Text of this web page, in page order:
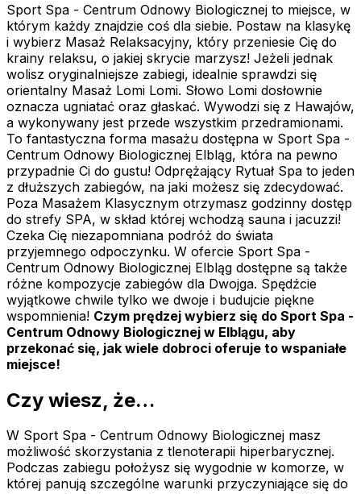
Sport Spa - Centrum Odnowy Biologicznej to miejsce, w
którym każdy znajdzie coś dla siebie. Postaw na klasykę
i wybierz Masaż Relaksacyjny, który przeniesie Cię do
krainy relaksu, o jakiej skrycie marzysz! Jeżeli jednak
wolisz oryginalniejsze zabiegi, idealnie sprawdzi się
orientalny Masaż Lomi Lomi. Słowo Lomi dosłownie
oznacza ugniatać oraz głaskać. Wywodzi się z Hawajów,
a wykonywany jest przede wszystkim przedramionami.
To fantastyczna forma masażu dostępna w Sport Spa -
Centrum Odnowy Biologicznej Elbląg, która na pewno
przypadnie Ci do gustu! Odprężający Rytuał Spa to jeden
z dłuższych zabiegów, na jaki możesz się zdecydować.
Poza Masażem Klasycznym otrzymasz godzinny dostęp
do strefy SPA, w skład której wchodzą sauna i jacuzzi!
Czeka Cię niezapomniana podróż do świata
przyjemnego odpoczynku. W ofercie Sport Spa -
Centrum Odnowy Biologicznej Elbląg dostępne są także
różne kompozycje zabiegów dla Dwojga. Spędźcie
wyjątkowe chwile tylko we dwoje i budujcie piękne
wspomnienia! Czym prędzej wybierz się do Sport Spa -
Centrum Odnowy Biologicznej w Elblągu, aby
przekonać się, jak wiele dobroci oferuje to wspaniałe
miejsce!
Czy wiesz, że…
W Sport Spa - Centrum Odnowy Biologicznej masz
możliwość skorzystania z tlenoterapii hiperbarycznej.
Podczas zabiegu położysz się wygodnie w komorze, w
której panują szczególne warunki przyczyniające się do